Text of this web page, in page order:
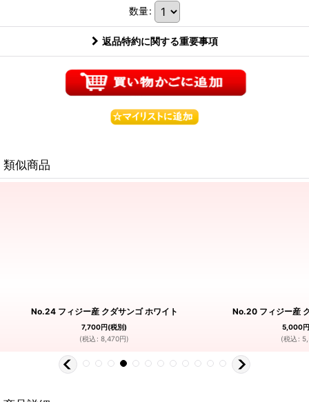
数量:
返品特約に関する重要事項
類似商品
No.24 フィジー産 クダサンゴ ホワイト
7,700円(税別)
(税込 : 8,470円)
No.20 フィジー産
5,000円
(税込 :